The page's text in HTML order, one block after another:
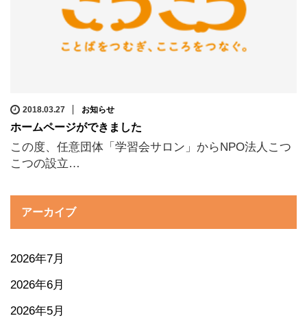
2018.03.27 お知らせ
ホームページができました
この度、任意団体「学習会サロン」からNPO法人こつ
こつの設立…
アーカイブ
2026年7月
2026年6月
2026年5月